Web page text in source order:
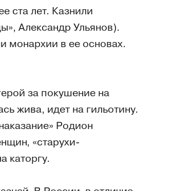
ста лет. Казнили
Александр Ульянов).
монархии в ее основах.
за покушение на
жива, идет на гильотину.
Родион
«старухи-
каторгу.